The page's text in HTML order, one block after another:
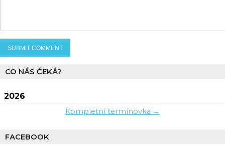
CO NÁS ČEKÁ?
2026
Kompletní termínovka →
FACEBOOK